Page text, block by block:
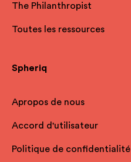
The Philanthropist
Toutes les ressources
Spheriq
Apropos de nous
Accord d'utilisateur
Politique de confidentialité